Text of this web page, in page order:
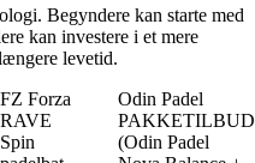
Begyndere kan starte med
kan investere i et mere
levetid.
FZ Forza
RAVE
Spin
Odin Padel
PAKKETILBUD
(Odin Padel